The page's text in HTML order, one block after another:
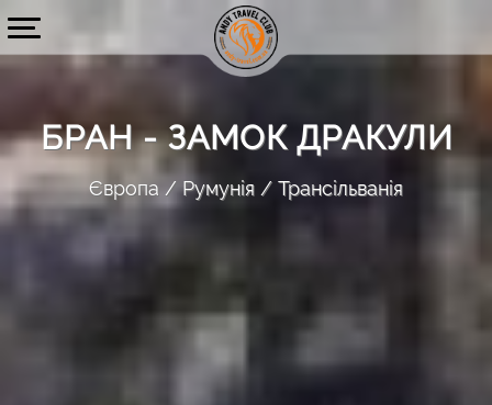
БРАН - ЗАМОК ДРАКУЛИ
Європа Румунія Трансільванія